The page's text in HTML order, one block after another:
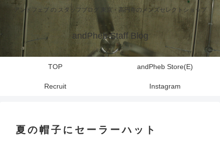
アンドフェブ の スタッフブログ 東京・高円寺のメンズセレクトショップ
andPheb Staff Blog
TOP andPheb Store(E)
Recruit Instagram
夏の帽子にセーラーハット